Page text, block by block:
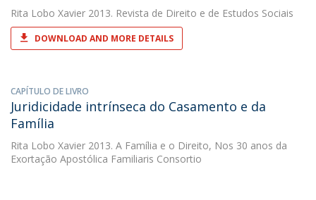
Rita Lobo Xavier 2013. Revista de Direito e de Estudos Sociais
DOWNLOAD AND MORE DETAILS
CAPÍTULO DE LIVRO
Juridicidade intrínseca do Casamento e da
Família
Rita Lobo Xavier 2013. A Família e o Direito, Nos 30 anos da
Exortação Apostólica Familiaris Consortio